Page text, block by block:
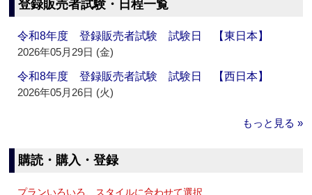
登録販売者試験・日程一覧
令和8年度 登録販売者試験 試験日 【東日本】
2026年05月29日 (金)
令和8年度 登録販売者試験 試験日 【西日本】
2026年05月26日 (火)
もっと見る »
購読・購入・登録
プランいろいろ、スタイルに合わせて選択